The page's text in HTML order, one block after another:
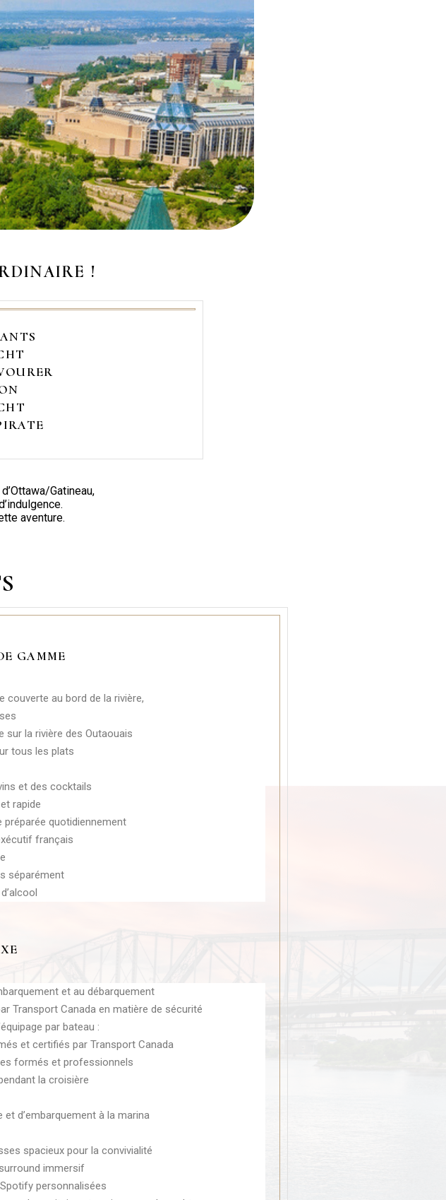
!
Gatineau,
aventure.
GAMME
couverte au bord de la rivière,
sur la rivière des Outaouais
tous les plats
et des cocktails
rapide
quotidiennement
français
séparément
et au débarquement
Transport Canada en matière de sécurité
par bateau :
et certifiés par Transport Canada
formés et professionnels
la croisière
d’embarquement à la marina
spacieux pour la convivialité
immersif
personnalisées